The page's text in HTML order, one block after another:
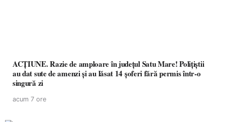
ACȚIUNE. Razie de amploare în județul Satu Mare! Polițiștii
au dat sute de amenzi și au lăsat 14 șoferi fără permis într-o
singură zi
acum 7 ore